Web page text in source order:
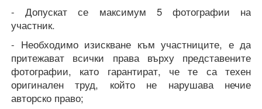
- Допускат се максимум 5 фотографии на
участник.
- Необходимо изискване към участниците, е да
притежават всички права върху представените
фотографии, като гарантират, че те са техен
оригинален труд, който не нарушава нечие
авторско право;